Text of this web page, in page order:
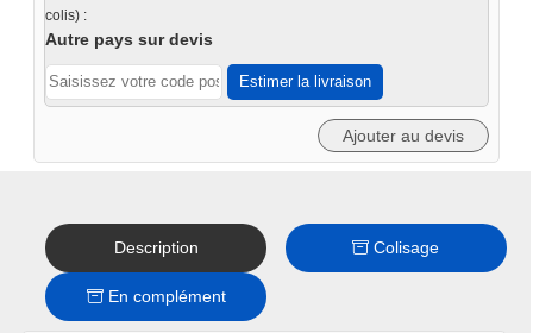
25kg
-
mesh120
colis) :
Autre pays sur devis
Estimer la livraison
Ajouter au devis
Description Colisage
En complément